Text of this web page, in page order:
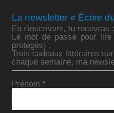
La newsletter « Écrire
En t'inscrivant, tu recevras :
Le mot de passe pour
protégés) ;
Trois cadeaux littéraires
chaque semaine, ma
Prénom*